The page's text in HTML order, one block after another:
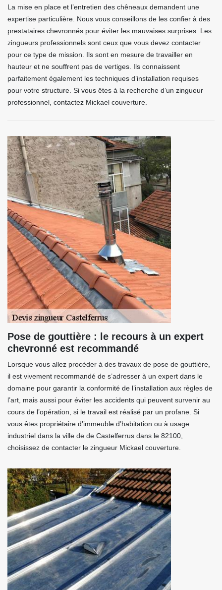
La mise en place et l’entretien des chêneaux demandent une
expertise particulière. Nous vous conseillons de les confier à des
prestataires chevronnés pour éviter les mauvaises surprises. Les
zingueurs professionnels sont ceux que vous devez contacter
pour ce type de mission. Ils sont en mesure de travailler en
hauteur et ne souffrent pas de vertiges. Ils connaissent
parfaitement également les techniques d’installation requises
pour votre structure. Si vous êtes à la recherche d’un zingueur
professionnel, contactez Mickael couverture.
Pose de gouttière : le recours à un expert
chevronné est recommandé
Lorsque vous allez procéder à des travaux de pose de gouttière,
il est vivement recommandé de s’adresser à un expert dans le
domaine pour garantir la conformité de l’installation aux règles de
l’art, mais aussi pour éviter les accidents qui peuvent survenir au
cours de l’opération, si le travail est réalisé par un profane. Si
vous êtes propriétaire d’immeuble d’habitation ou à usage
industriel dans la ville de de Castelferrus dans le 82100,
choisissez de contacter le zingueur Mickael couverture.